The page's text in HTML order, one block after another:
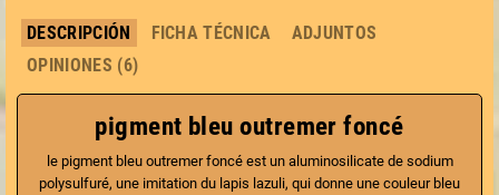
DESCRIPCIÓN FICHA TÉCNICA
ADJUNTOS
OPINIONES (6)
pigment bleu outremer foncé
le pigment bleu outremer foncé est un aluminosilicate de sodium
polysulfuré, une imitation du lapis lazuli, qui donne une couleur bleu